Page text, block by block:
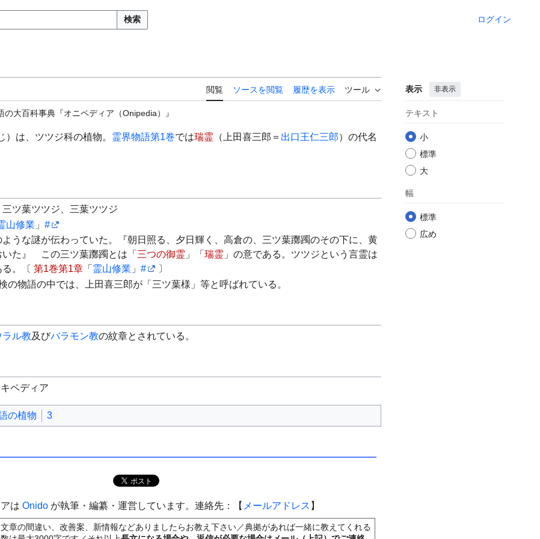
検索 ログイン
閲覧 ソースを閲覧 履歴を表示 ツール 表示 非表示
テキスト
小
標準
大
幅
標準
広め
大百科事典『オニペディア（Onipedia）』
）は、ツツジ科の植物。 霊界物語第1巻では瑞霊 （上田喜三郎＝ 出口王仁三郎）の代名
ツ葉ツツジ、三葉ツツジ
山修業 」 #
うな謎が伝わっていた。『朝日照る、夕日輝く、高倉の、三ツ葉躑躅のその下に、黄
た』 この三ツ葉躑躅とは「 三つの御霊 」「 瑞霊 」の意である。ツツジという言霊は
る。〔 第1巻第1章「 霊山修業 」 #
〕
の物語の中では、上田喜三郎が「三ツ葉様」等と呼ばれている。
ラル教及びバラモン教の紋章とされている。
ペディア
の植物 3
は Onidoが執筆・編纂・運営しています。連絡先：【 メールアドレス 】
章の間違い、改善案、新情報などありましたらお教え下さい／典拠があれば一緒に教えてくれる